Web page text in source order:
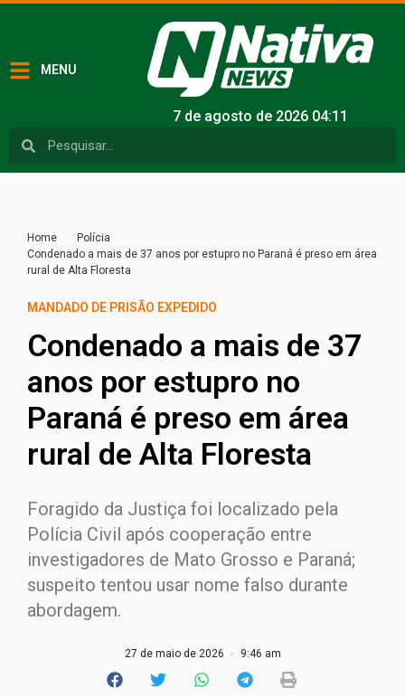
MENU
7 de agosto de 2026 04:11
Home
Polícia
Condenado a mais de 37 anos por estupro no Paraná é preso em área
rural de Alta Floresta
MANDADO DE PRISÃO EXPEDIDO
Condenado a mais de 37
anos por estupro no
Paraná é preso em área
rural de Alta Floresta
Foragido da Justiça foi localizado pela
Polícia Civil após cooperação entre
investigadores de Mato Grosso e Paraná;
suspeito tentou usar nome falso durante
abordagem.
27 de maio de 2026 9:46 am